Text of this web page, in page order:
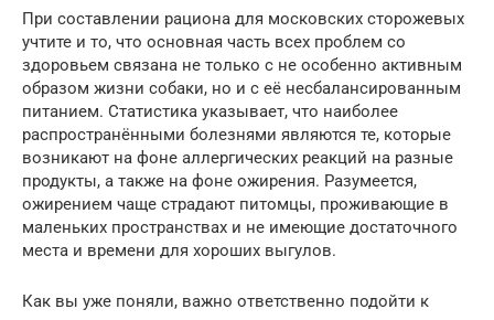
При составлении рациона для московских сторожевых
учтите и то, что основная часть всех проблем со
здоровьем связана не только с не особенно активным
образом жизни собаки, но и с её несбалансированным
питанием. Статистика указывает, что наиболее
распространёнными болезнями являются те, которые
возникают на фоне аллергических реакций на разные
продукты, а также на фоне ожирения. Разумеется,
ожирением чаще страдают питомцы, проживающие в
маленьких пространствах и не имеющие достаточного
места и времени для хороших выгулов.
Как вы уже поняли, важно ответственно подойти к